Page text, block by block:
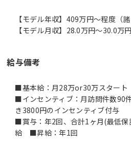
【モデル年収】409万円〜程度（諸
【モデル月収】28.0万円〜30.0万
給与備考
■基本給：月28万or30万スタート
■インセンティブ：月訪問件数90
き3800円のインセンティブ付与
■賞与：年2回、合計1ヶ月(最低
給 ■昇給：年1回